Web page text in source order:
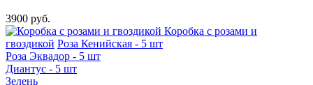
3900 руб.
Коробка с розами и
гвоздикой Роза Кенийская - 5 шт
Роза Эквадор - 5 шт
Диантус - 5 шт
Зелень